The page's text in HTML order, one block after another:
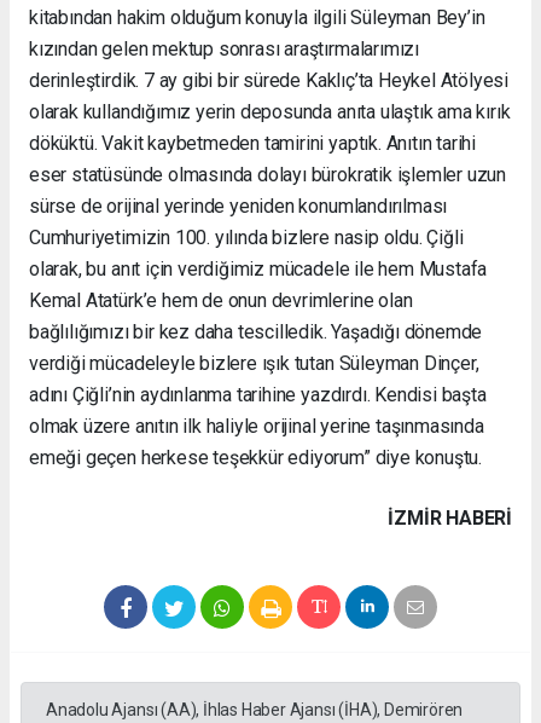
kitabından hakim olduğum konuyla ilgili Süleyman Bey’in
kızından gelen mektup sonrası araştırmalarımızı
derinleştirdik. 7 ay gibi bir sürede Kaklıç’ta Heykel Atölyesi
olarak kullandığımız yerin deposunda anıta ulaştık ama kırık
döküktü. Vakit kaybetmeden tamirini yaptık. Anıtın tarihi
eser statüsünde olmasında dolayı bürokratik işlemler uzun
sürse de orijinal yerinde yeniden konumlandırılması
Cumhuriyetimizin 100. yılında bizlere nasip oldu. Çiğli
olarak, bu anıt için verdiğimiz mücadele ile hem Mustafa
Kemal Atatürk’e hem de onun devrimlerine olan
bağlılığımızı bir kez daha tescilledik. Yaşadığı dönemde
verdiği mücadeleyle bizlere ışık tutan Süleyman Dinçer,
adını Çiğli’nin aydınlanma tarihine yazdırdı. Kendisi başta
olmak üzere anıtın ilk haliyle orijinal yerine taşınmasında
emeği geçen herkese teşekkür ediyorum” diye konuştu.
İZMIR HABERİ
Anadolu Ajansı (AA), İhlas Haber Ajansı (İHA), Demirören